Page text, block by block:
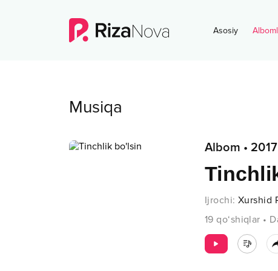
Asosiy
Musiqa
Albom • 2017
Ijrochi: Xurshid
19 qo‘shiqlar •